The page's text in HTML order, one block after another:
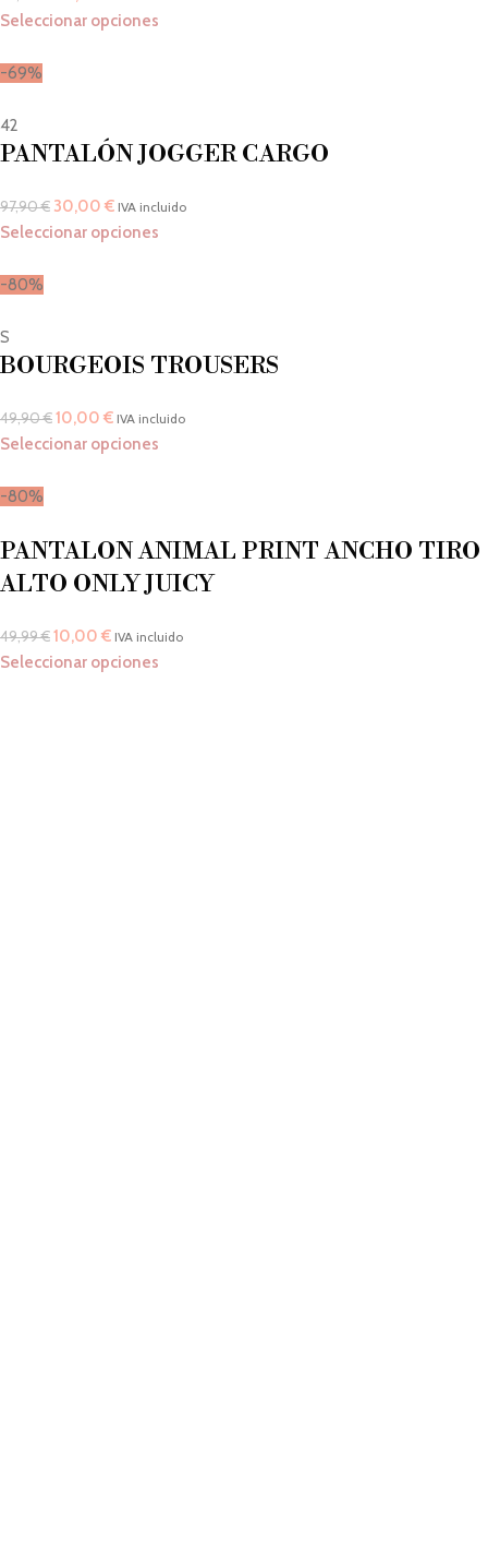
Seleccionar opciones
-69%
42
PANTALÓN JOGGER CARGO
97,90€ 30,00 € IVA incluido
Seleccionar opciones
-80%
S
BOURGEOIS TROUSERS
49,90€10,00 € IVA incluido
Seleccionar opciones
-80%
PANTALON ANIMAL PRINT ANCHO TIRO
ALTO ONLY JUICY
49,99€10,00 € IVA incluido
Seleccionar opciones